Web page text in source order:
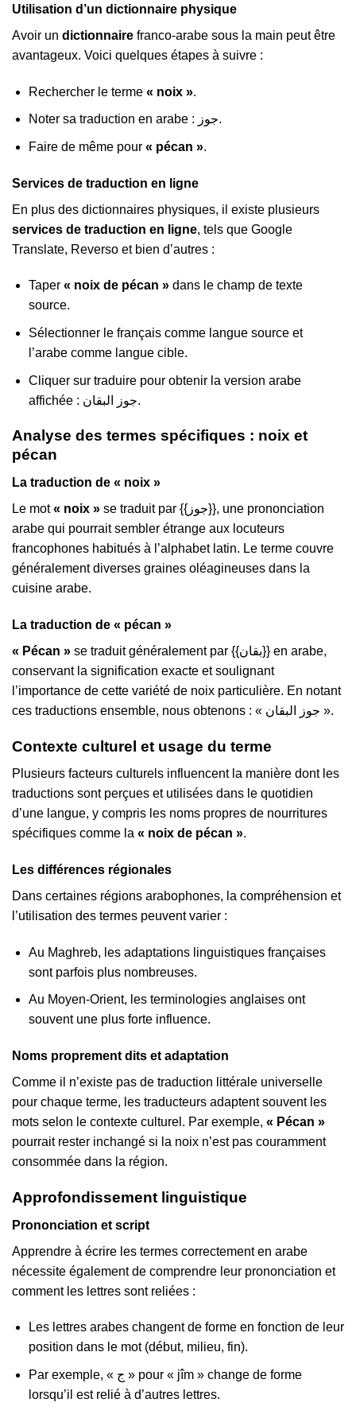
Utilisation d’un dictionnaire physique
Avoir un dictionnaire franco-arabe sous la main peut être
avantageux. Voici quelques étapes à suivre :
Rechercher le terme « noix ».
Noter sa traduction en arabe : جوز.
Faire de même pour « pécan ».
Services de traduction en ligne
En plus des dictionnaires physiques, il existe plusieurs
services de traduction en ligne, tels que Google
Translate, Reverso et bien d’autres :
Taper « noix de pécan »dans le champ de texte
source.
Sélectionner le français comme langue source et
l’arabe comme langue cible.
Cliquer sur traduire pour obtenir la version arabe
affichée : جوز البقان.
Analyse des termes spécifiques : noix et
pécan
La traduction de « noix »
Le mot« noix » se traduit par {{جوز}}, une prononciation
arabe qui pourrait sembler étrange aux locuteurs
francophones habitués à l’alphabet latin. Le terme couvre
généralement diverses graines oléagineuses dans la
cuisine arabe.
La traduction de « pécan »
« Pécan » se traduit généralement par {{بقان}} en arabe,
conservant la signification exacte et soulignant
l’importance de cette variété de noix particulière. En notant
ces traductions ensemble, nous obtenons : « جوز البقان ».
Contexte culturel et usage du terme
Plusieurs facteurs culturels influencent la manière dont les
traductions sont perçues et utilisées dans le quotidien
d’une langue, y compris les noms propres de nourritures
spécifiques comme la « noix de pécan ».
Les différences régionales
Dans certaines régions arabophones, la compréhension et
l’utilisation des termes peuvent varier :
Au Maghreb, les adaptations linguistiques françaises
sont parfois plus nombreuses.
Au Moyen-Orient, les terminologies anglaises ont
souvent une plus forte influence.
Noms proprement dits et adaptation
Comme il n’existe pas de traduction littérale universelle
pour chaque terme, les traducteurs adaptent souvent les
mots selon le contexte culturel. Par exemple, « Pécan »
pourrait rester inchangé si la noix n’est pas couramment
consommée dans la région.
Approfondissement linguistique
Prononciation et script
Apprendre à écrire les termes correctement en arabe
nécessite également de comprendre leur prononciation et
comment les lettres sont reliées :
Les lettres arabes changent de forme en fonction de leur
position dans le mot (début, milieu, fin).
Par exemple, « ج » pour « jîm » change de forme
lorsqu’il est relié à d’autres lettres.